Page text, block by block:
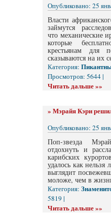
Опубликовано: 25
Власти
займутся
что механические
которые
крестьянам для
сказываются на их
Категория:
Просмотров: 5644 |
Читать дальше »»
» Мэрайя Кэри
Опубликовано: 25
Поп-звезда
отдохнуть и
карибских
удалось как
выглядит
моложе, чем в
Категория:
5819 |
Читать дальше »»